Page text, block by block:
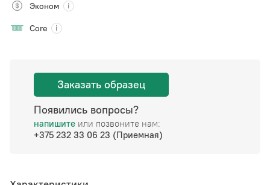
Эконом
Core
Заказать образец
Появились вопросы?
напишите или позвоните нам:
+375 232 33 06 23 (Приемная)